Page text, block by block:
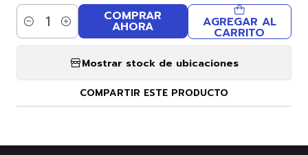
Cantidad AGREGAR AL
CARRITO
COMPRAR
AHORA
Mostrar stock de ubicaciones
COMPARTIR ESTE PRODUCTO